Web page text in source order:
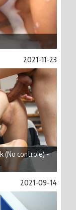
2021-11-23
(No controle) -
2021-09-14